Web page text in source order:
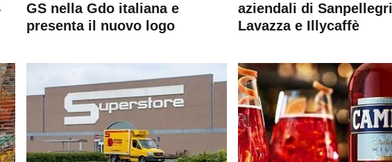
GS nella Gdo italiana e
presenta il nuovo logo
aziendali di
Lavazza e Illycaffè